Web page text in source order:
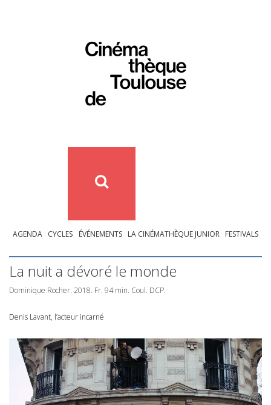
AGENDA CYCLES ÉVÉNEMENTS LA CINÉMATHÈQUE JUNIOR FESTIVALS
La nuit a dévoré le monde
Dominique Rocher. 2018. Fr. 94 min. Coul. DCP.
Denis Lavant, l’acteur incarné